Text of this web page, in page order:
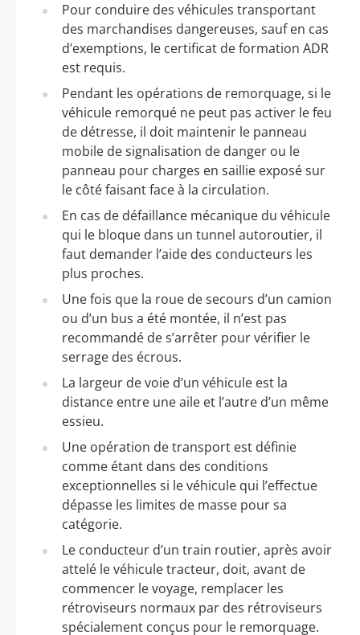
Pour conduire des véhicules transportant
des marchandises dangereuses, sauf en cas
d’exemptions, le certificat de formation ADR
est requis.
Pendant les opérations de remorquage, si le
véhicule remorqué ne peut pas activer le feu
de détresse, il doit maintenir le panneau
mobile de signalisation de danger ou le
panneau pour charges en saillie exposé sur
le côté faisant face à la circulation.
En cas de défaillance mécanique du véhicule
qui le bloque dans un tunnel autoroutier, il
faut demander l’aide des conducteurs les
plus proches.
Une fois que la roue de secours d’un camion
ou d’un bus a été montée, il n’est pas
recommandé de s’arrêter pour vérifier le
serrage des écrous.
La largeur de voie d’un véhicule est la
distance entre une aile et l’autre d’un même
essieu.
Une opération de transport est définie
comme étant dans des conditions
exceptionnelles si le véhicule qui l’effectue
dépasse les limites de masse pour sa
catégorie.
Le conducteur d’un train routier, après avoir
attelé le véhicule tracteur, doit, avant de
commencer le voyage, remplacer les
rétroviseurs normaux par des rétroviseurs
spécialement conçus pour le remorquage.